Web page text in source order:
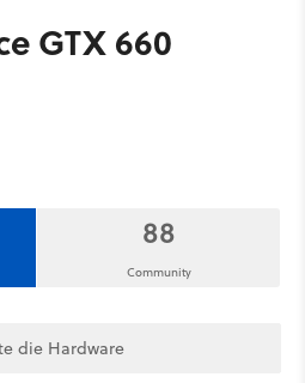
GTX 660
88
Community
die Hardware